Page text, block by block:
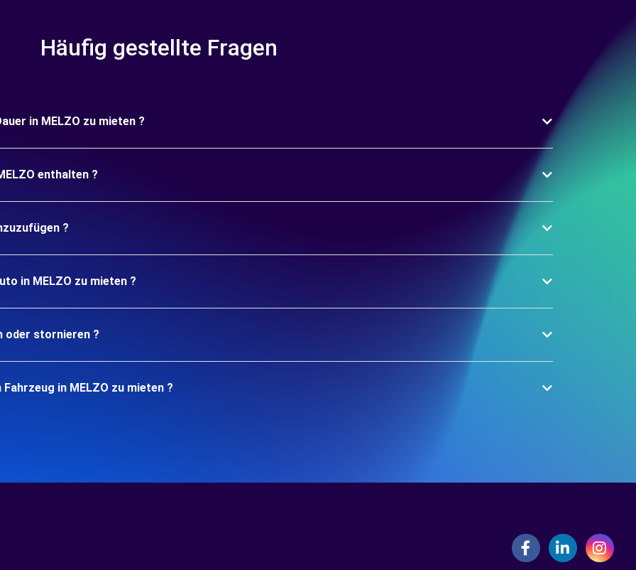
Häufig gestellte Fragen
in MELZO zu mieten ?
enthalten ?
?
in MELZO zu mieten ?
oder stornieren ?
in MELZO zu mieten ?